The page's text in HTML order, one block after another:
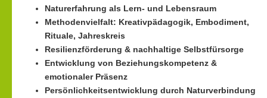
Naturerfahrung als Lern- und Lebensraum
Methodenvielfalt: Kreativpädagogik, Embodiment,
Rituale, Jahreskreis
Resilienzförderung & nachhaltige Selbstfürsorge
Entwicklung von Beziehungskompetenz &
emotionaler Präsenz
Persönlichkeitsentwicklung durch Naturverbindung